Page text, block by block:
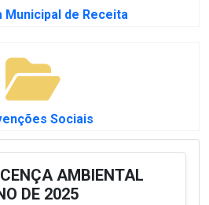
de Receita
Sociais
AMBIENTAL
DE 2025